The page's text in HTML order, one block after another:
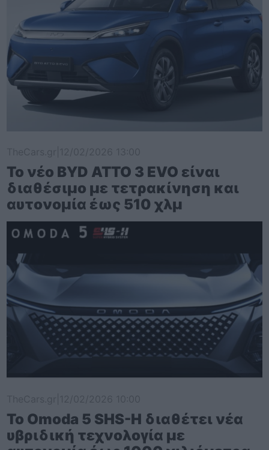
Το νέο BYD ATTO 3 EVO είναι
διαθέσιμο με τετρακίνηση και
αυτονομία έως 510 χλμ
Το Omoda 5 SHS-H διαθέτει νέα
υβριδική τεχνολογία με